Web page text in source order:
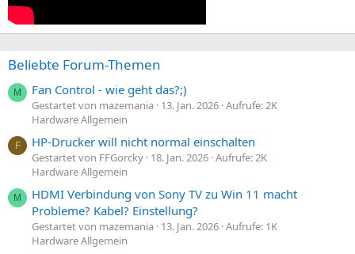
Beliebte Forum-Themen
M Fan Control - wie geht das?;)
Gestartet von mazemania 13. Jan. 2026 Aufrufe: 2K
Hardware Allgemein
F HP-Drucker will nicht normal einschalten
Gestartet von FFGorcky 18. Jan. 2026 Aufrufe: 2K
Hardware Allgemein
M
HDMI Verbindung von Sony TV zu Win 11 macht
Probleme? Kabel? Einstellung?
Gestartet von mazemania 13. Jan. 2026 Aufrufe: 1K
Hardware Allgemein